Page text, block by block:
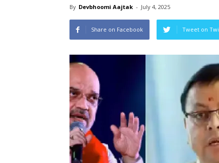
By Devbhoomi Aajtak - July 4, 2025
Share on Facebook Tweet on